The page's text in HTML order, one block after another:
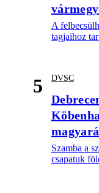
A
tagjaihoz
5 DVSC
Szamba a
csapatuk